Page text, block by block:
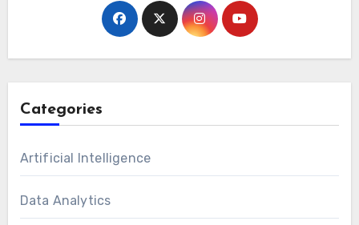
Categories
Artificial Intelligence
Data Analytics